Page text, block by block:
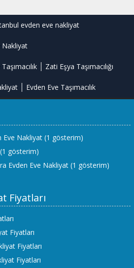
evden eve nakliyat
Nakliyat
Zati Eşya Taşımacılığı
Evden Eve Taşımacılık
Eve Nakliyat (1 gösterim)
(1 gösterim)
Evden Eve Nakliyat (1 gösterim)
Fiyatları
Fiyatları
Fiyatları
Fiyatları